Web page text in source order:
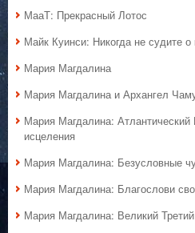
МааТ: Прекрасный Лотос
Майк Куинси: Никогда не судите о
Мария Магдалина
Мария Магдалина и Архангел
Мария Магдалина: Атлантический
исцеления
Мария Магдалина: Безусловные
Мария Магдалина: Благослови
Мария Магдалина: Великий